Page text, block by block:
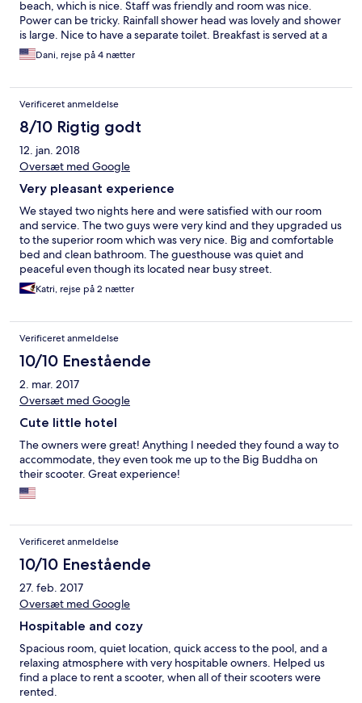
beach, which is nice. Staff was friendly and room was nice.
Power can be tricky. Rainfall shower head was lovely and shower
is large. Nice to have a separate toilet. Breakfast is served at a
different hotel across the street. If you’re vegetarian or vegan
there are no Thai options to eat, just cereal and fruit and toast.
Dani, rejse på 4 nætter
Verificeret anmeldelse
8/10 Rigtig godt
12. jan. 2018
Oversæt med Google
Very pleasant experience
We stayed two nights here and were satisfied with our room
and service. The two guys were very kind and they upgraded us
to the superior room which was very nice. Big and comfortable
bed and clean bathroom. The guesthouse was quiet and
peaceful even though its located near busy street.
Katri, rejse på 2 nætter
Verificeret anmeldelse
10/10 Enestående
2. mar. 2017
Oversæt med Google
Cute little hotel
The owners were great! Anything I needed they found a way to
accommodate, they even took me up to the Big Buddha on
their scooter. Great experience!
Verificeret anmeldelse
10/10 Enestående
27. feb. 2017
Oversæt med Google
Hospitable and cozy
Spacious room, quiet location, quick access to the pool, and a
relaxing atmosphere with very hospitable owners. Helped us
find a place to rent a scooter, when all of their scooters were
rented.